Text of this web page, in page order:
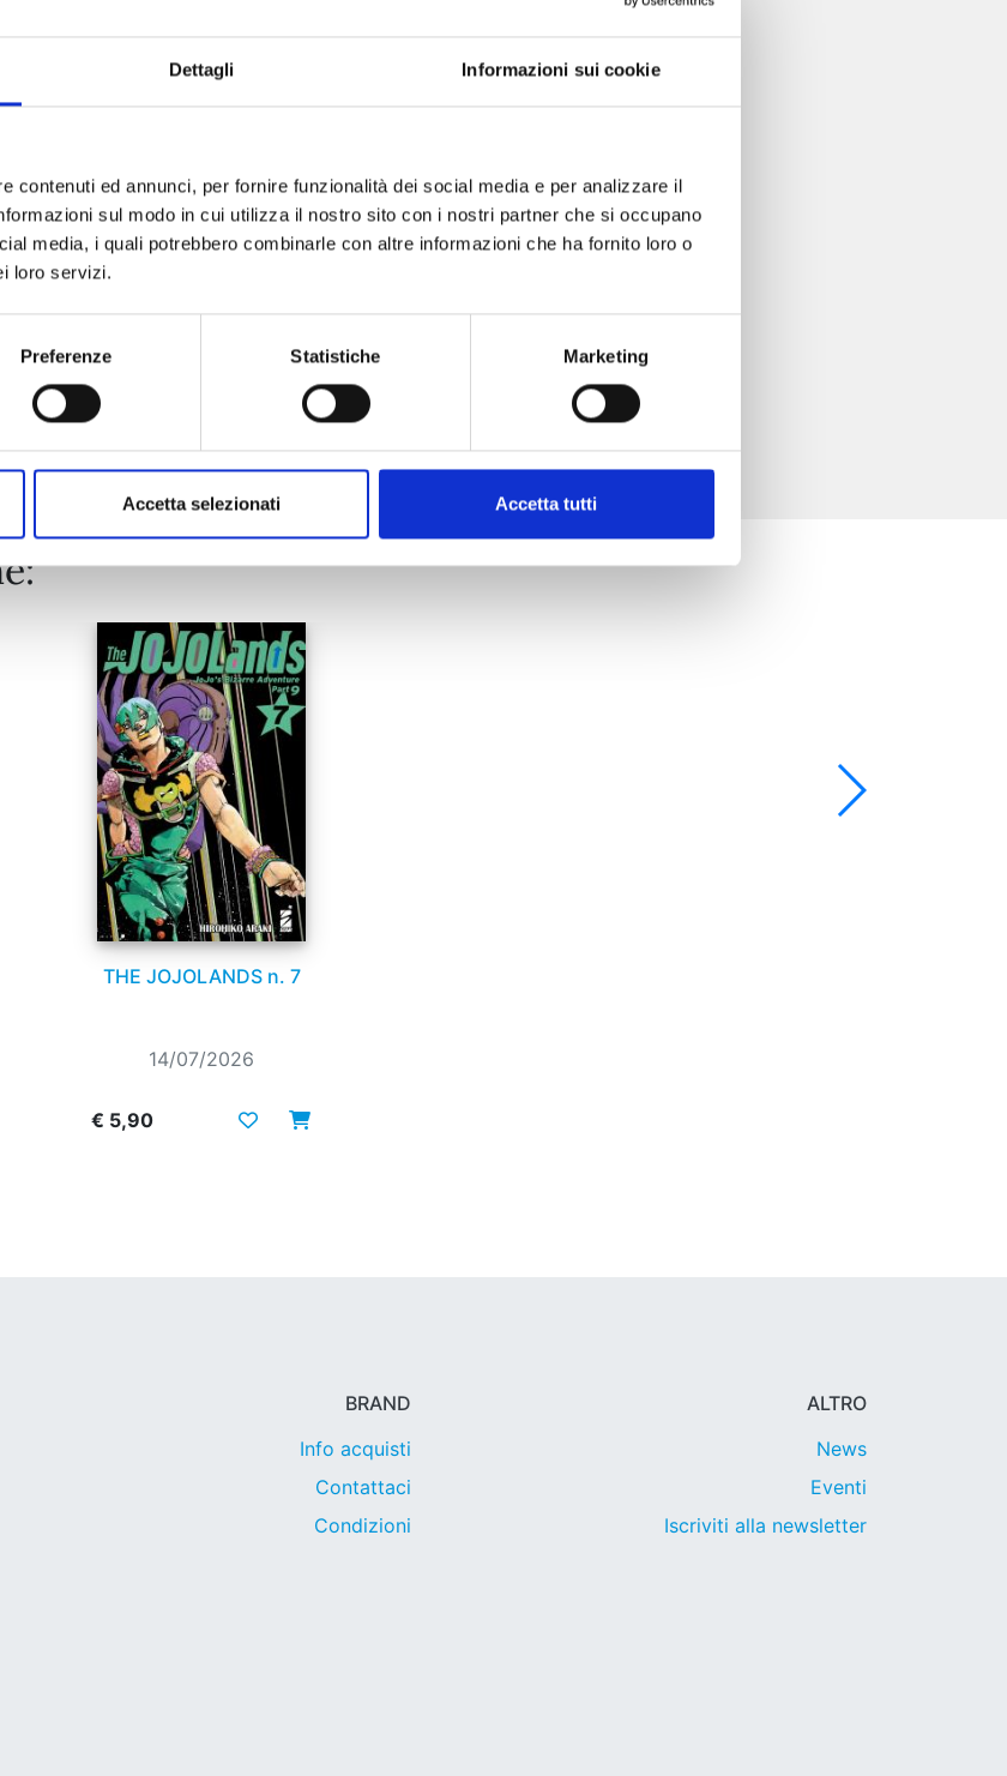
Dettagli Informazioni sui cookie
contenuti ed annunci, per fornire funzionalità dei social media e per analizzare il
sul modo in cui utilizza il nostro sito con i nostri partner che si occupano
media, i quali potrebbero combinarle con altre informazioni che ha fornito loro o
loro servizi.
Preferenze Statistiche Marketing
Accetta selezionati Accetta tutti
16/09/2020
€ 4,50
THE JOJOLANDS n. 7
14/07/2026
€ 5,90
BRAND
Info acquisti
Contattaci
Condizioni
ALTRO
News
Eventi
Iscriviti alla newsletter